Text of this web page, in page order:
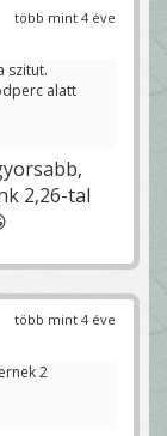
több mint 4 éve
szitut.
alatt
2,26-tal
több mint 4 éve
2